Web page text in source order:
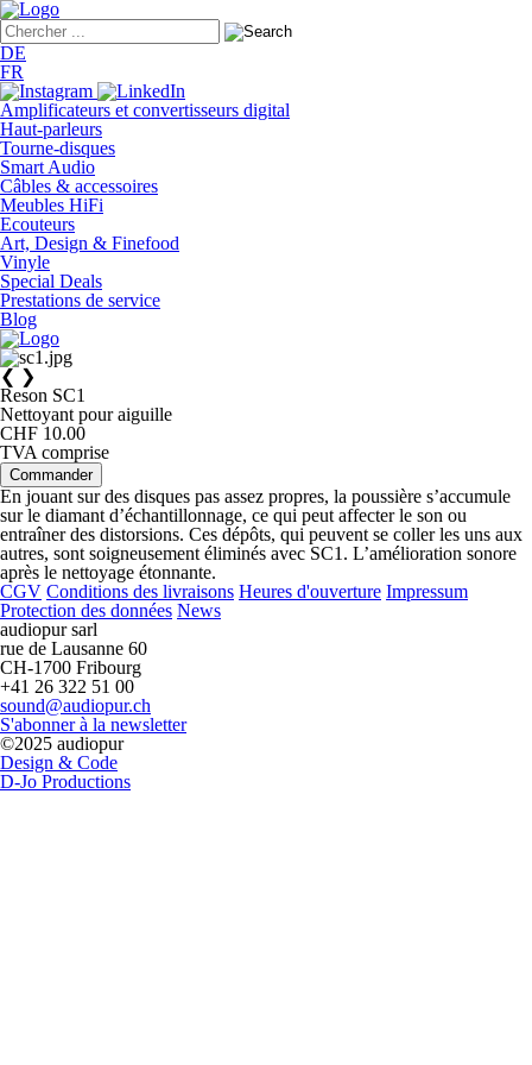
DE
FR
Amplificateurs et convertisseurs digital
Haut-parleurs
Tourne-disques
Smart Audio
Câbles & accessoires
Meubles HiFi
Ecouteurs
Art, Design & Finefood
Vinyle
Special Deals
Prestations de service
Blog
❮ ❯
Reson SC1
Nettoyant pour aiguille
CHF 10.00
TVA comprise
Commander
En jouant sur des disques pas assez propres, la poussière s’accumule
sur le diamant d’échantillonnage, ce qui peut affecter le son ou
entraîner des distorsions. Ces dépôts, qui peuvent se coller les uns aux
autres, sont soigneusement éliminés avec SC1. L’amélioration sonore
après le nettoyage étonnante.
CGV Conditions des livraisons Heures d'ouverture Impressum
Protection des données News
audiopur sarl
rue de Lausanne 60
CH-1700 Fribourg
+41 26 322 51 00
sound@audiopur.ch
S'abonner à la newsletter
©2025 audiopur
Design & Code
D-Jo Productions